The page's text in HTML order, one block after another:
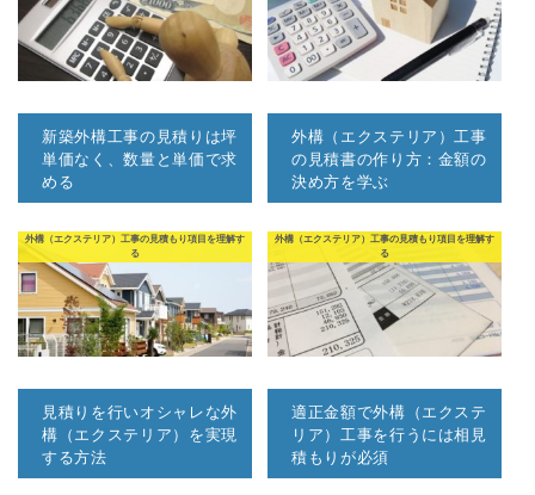
新築外構工事の見積りは坪
単価なく、数量と単価で求
める
外構（エクステリア）工事
の見積書の作り方：金額の
決め方を学ぶ
外構（エクステリア）工事の見積もり項目を理解す
る
見積りを行いオシャレな外
構（エクステリア）を実現
する方法
外構（エクステリア）工事の見積もり項目を理解す
る
適正金額で外構（エクステ
リア）工事を行うには相見
積もりが必須